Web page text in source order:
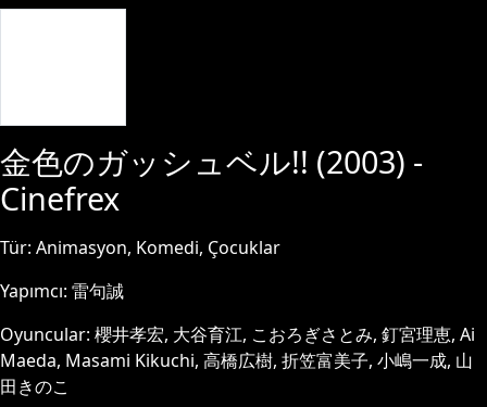
金色のガッシュベル!! (2003) -
Cinefrex
Tür: Animasyon, Komedi, Çocuklar
Yapımcı: 雷句誠
Oyuncular: 櫻井孝宏, 大谷育江, こおろぎさとみ, 釘宮理恵, Ai
Maeda, Masami Kikuchi, 高橋広樹, 折笠富美子, 小嶋一成, 山
田きのこ